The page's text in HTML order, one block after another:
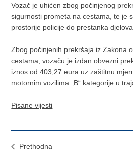
Vozač je uhićen zbog počinjenog
sigurnosti prometa na cestama, te je
prostorije policije do prestanka
Zbog počinjenih prekršaja iz Zakona
cestama, vozaču je izdan obvezni
iznos od 403,27 eura uz zaštitnu
motornim vozilima „B“ kategorije u
Pisane vijesti
Prethodna